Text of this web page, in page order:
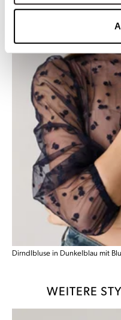
Dirndlbluse in Dunkelblau mit
WEITERE